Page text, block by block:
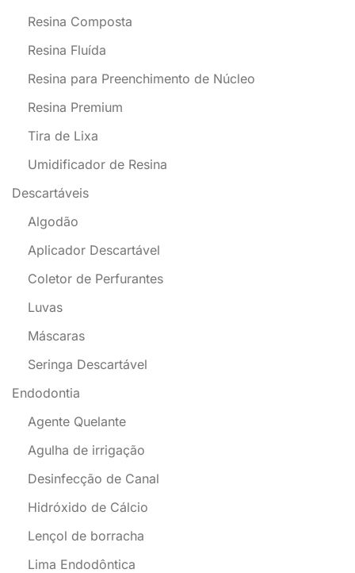
Resina Composta
Resina Fluída
Resina para Preenchimento de Núcleo
Resina Premium
Tira de Lixa
Umidificador de Resina
Descartáveis
Algodão
Aplicador Descartável
Coletor de Perfurantes
Luvas
Máscaras
Seringa Descartável
Endodontia
Agente Quelante
Agulha de irrigação
Desinfecção de Canal
Hidróxido de Cálcio
Lençol de borracha
Lima Endodôntica